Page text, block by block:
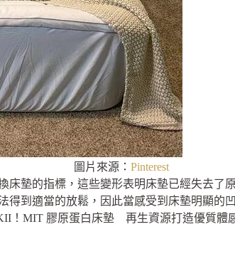
圖片來源： Pinterest
床墊的指標，這些變形表明床墊已經失去了
得到適當的放鬆，因此當感受到床墊明顯的
！MIT 膠原蛋白床墊 再生資源打造優質體